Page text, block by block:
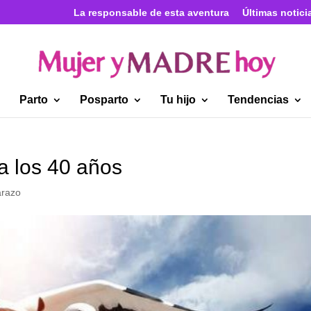
La responsable de esta aventura Últimas
Parto Posparto Tu hijo Tendencias
los 40 años